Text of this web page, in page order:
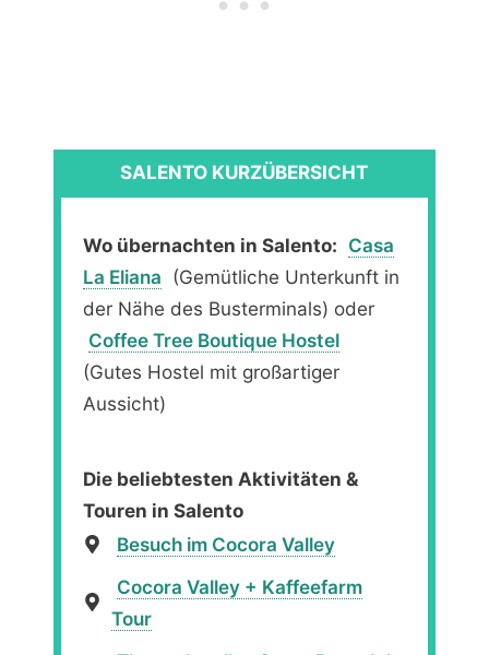
SALENTO KURZÜBERSICHT
Wo übernachten in Salento: Casa
La Eliana (Gemütliche Unterkunft in
der Nähe des Busterminals) oder
Coffee Tree Boutique Hostel
(Gutes Hostel mit großartiger
Aussicht)
Die beliebtesten Aktivitäten &
Touren in Salento
Besuch im Cocora Valley
Cocora Valley + Kaffeefarm
Tour